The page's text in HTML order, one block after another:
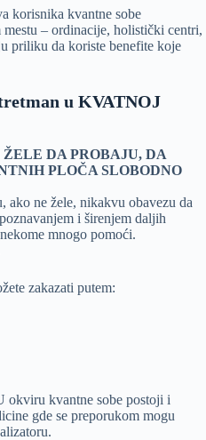
korisnika kvantne sobe
– ordinacije, holistički centri,
priliku da koriste benefite koje
u KVATNOJ
DA PROBAJU, DA
PLOČA SLOBODNO
ako ne žele, nikakvu obavezu da
i širenjem daljih
mnogo pomoći.
zakazati putem:
okviru kvantne sobe postoji i
gde se preporukom mogu